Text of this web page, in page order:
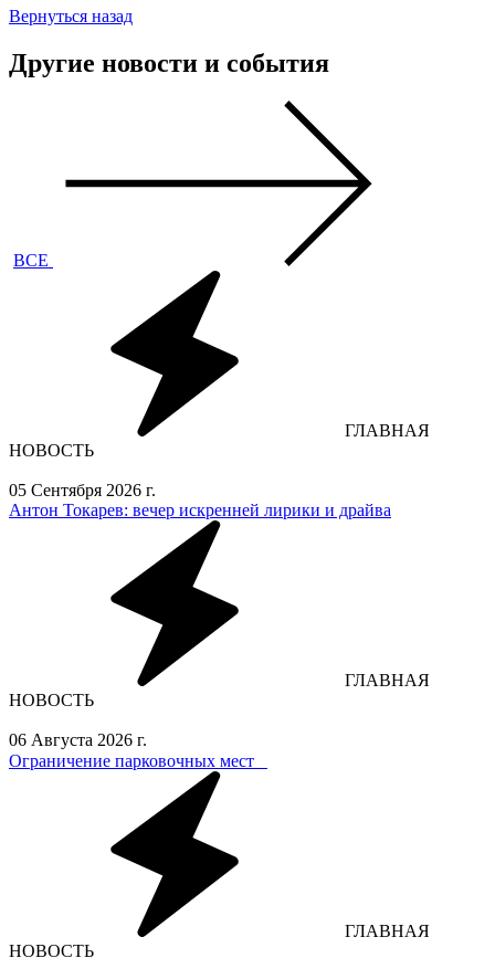
Вернуться назад
Другие новости и события
ВСЕ
ГЛАВНАЯ
НОВОСТЬ
05 Сентября 2026 г.
Антон Токарев: вечер искренней лирики и драйва
ГЛАВНАЯ
НОВОСТЬ
06 Августа 2026 г.
Ограничение парковочных мест⁣⁣⠀
ГЛАВНАЯ
НОВОСТЬ